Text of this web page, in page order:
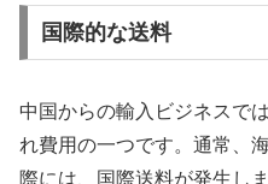
国際的な送料
中国からの輸入ビジネスで
れ費用の一つです。通常、
際には、国際送料が発生し